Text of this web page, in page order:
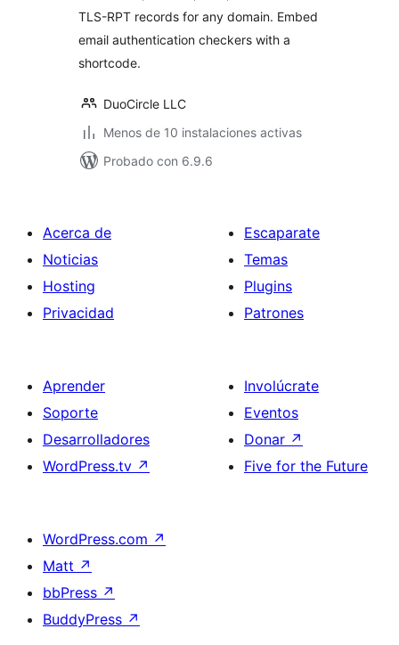
TLS-RPT records for any domain. Embed
email authentication checkers with a
shortcode.
DuoCircle LLC
Menos de 10 instalaciones activas
Probado con 6.9.6
Acerca de
Noticias
Hosting
Privacidad
Escaparate
Temas
Plugins
Patrones
Aprender
Soporte
Desarrolladores
WordPress.tv ↗
Involúcrate
Eventos
Donar ↗
Five for the Future
WordPress.com ↗
Matt ↗
bbPress ↗
BuddyPress ↗